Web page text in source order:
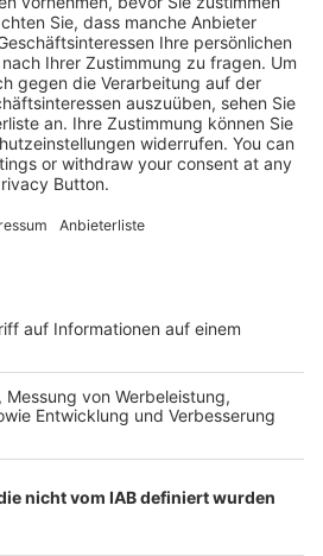
bis zu 14 Tage nach
Deutschlands).
ist mit Hilfe eines SSL-